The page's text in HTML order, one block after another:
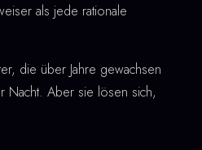
als jede rationale
die über Jahre gewachsen
Nacht. Aber sie lösen sich,